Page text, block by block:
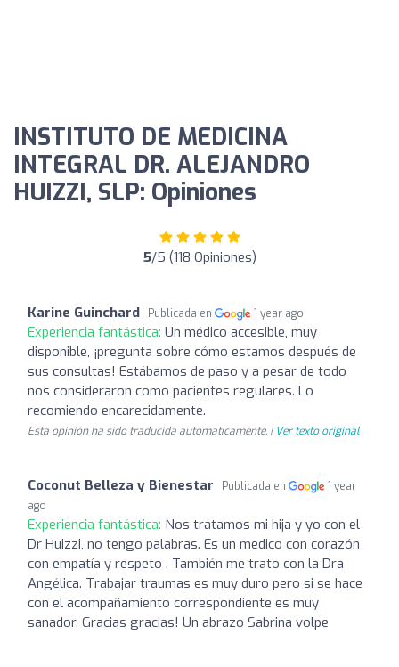
INSTITUTO DE MEDICINA
INTEGRAL DR. ALEJANDRO
HUIZZI, SLP: Opiniones
5/5 (118 Opiniones)
Karine Guinchard Publicada en 1 year ago
Experiencia fantástica: Un médico accesible, muy
disponible, ¡pregunta sobre cómo estamos después de
sus consultas! Estábamos de paso y a pesar de todo
nos consideraron como pacientes regulares. Lo
recomiendo encarecidamente.
Esta opinión ha sido traducida automáticamente. | Ver texto original
Coconut Belleza y Bienestar Publicada en
1 year
ago
Experiencia fantástica: Nos tratamos mi hija y yo con el
Dr Huizzi, no tengo palabras. Es un medico con corazón
con empatía y respeto . También me trato con la Dra
Angélica. Trabajar traumas es muy duro pero si se hace
con el acompañamiento correspondiente es muy
sanador. Gracias gracias! Un abrazo Sabrina volpe